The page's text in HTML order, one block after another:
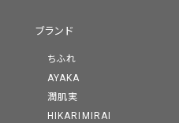
ブランド
ちふれ
AYAKA
潤肌実
HIKARIMIRAI